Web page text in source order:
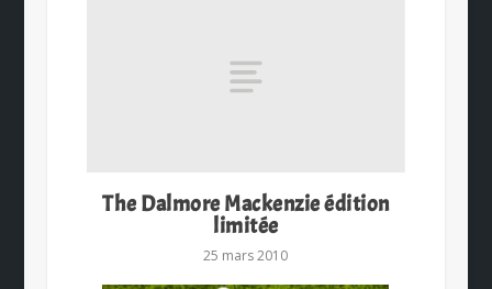
The Dalmore Mackenzie édition
limitée
25 mars 2010